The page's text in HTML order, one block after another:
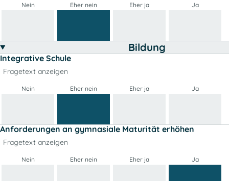
Nein Eher nein Eher ja Ja
Bildung
Integrative Schule
Fragetext anzeigen
Nein Eher nein Eher ja Ja
Anforderungen an gymnasiale Maturität erhöhen
Fragetext anzeigen
Nein Eher nein Eher ja Ja